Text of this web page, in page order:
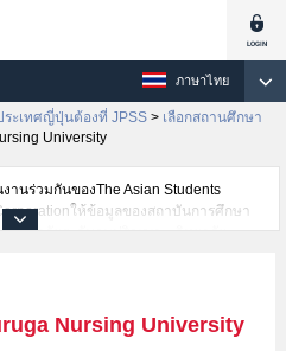
ภาษาไทย
ะเทศญี่ปุ่นต้องที่ JPSS > เลือกสถานศึกษา
University
านร่วมกันของThe Asian Students
ให้ข้อมูลของสถาบันการศึกษา
วิทยาลัยระดับอนุปริญญา・วิทยาลัย
แต่ละสาขาวิจัย,ข้อมูลการสอบคัดเลือก
ำนวนคนที่ผ่านการสอบคัดเลือก
ต้นไว้ด้วยดังนั้นขอเชิญใช้บริการค้นหา
Nursing University